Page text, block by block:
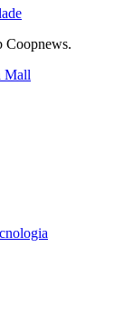
Coopnews.
Mall